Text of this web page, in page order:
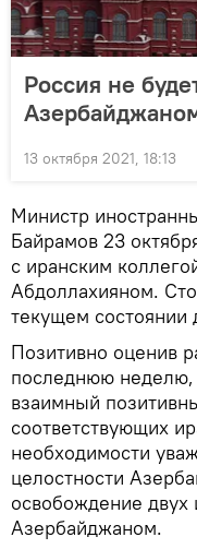
Россия не
13 октября 2021, 18:13
Министр
Байрамов 23
с иранским
Абдоллахияном.
текущем состоянии
Позитивно оценив
последнюю неделю,
взаимный
соответствующих
необходимости
целостности
освобождение двух
Азербайджаном.